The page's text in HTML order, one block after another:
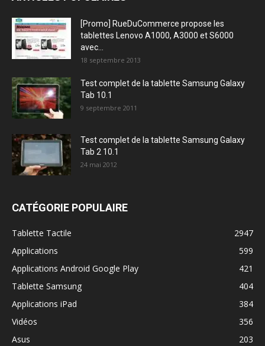
[Promo] RueDuCommerce propose les
tablettes Lenovo A1000, A3000 et S6000
avec...
18 septembre 2013
Test complet de la tablette Samsung Galaxy
Tab 10.1
9 septembre 2011
Test complet de la tablette Samsung Galaxy
Tab 2 10.1
24 mai 2012
CATÉGORIE POPULAIRE
Tablette Tactile
2947
Applications
599
Applications Android Google Play
421
Tablette Samsung
404
Applications iPad
384
Vidéos
356
Asus
203